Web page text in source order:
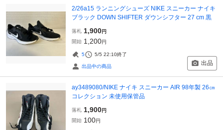
2/26a15 ランニングシューズ NIKE スニーカー ナイキ
ブラック DOWN SHIFTER ダウンシフター 27 cm 黒
落札 1,900円
開始 1,200円
5 5/5 22:10終了
出品中の商品 出品
ay3489080/NIKE ナイキ スニーカー AIR 98年製 26㎝
コレクション 未使用保管品
落札 1,900円
開始 100円